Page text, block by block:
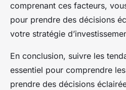
comprenant ces facteurs,
pour prendre des décisions
votre stratégie
En conclusion, suivre les
essentiel pour comprendre
prendre des décisions